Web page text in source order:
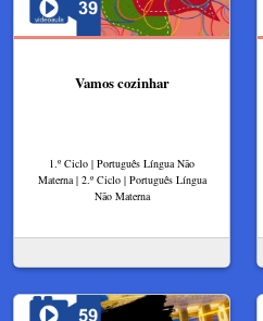
Vamos cozinhar
1.º Ciclo | Português Língua Não
Materna | 2.º Ciclo | Português Língua
Não Materna